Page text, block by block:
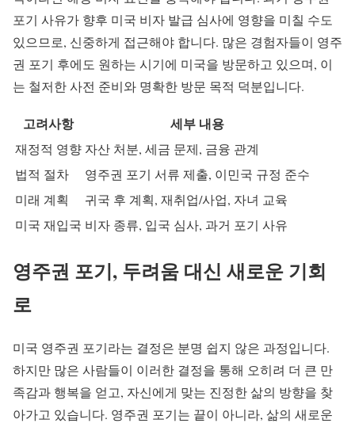
포기 사유가 향후 미국 비자 발급 심사에 영향을 미칠 수도
있으므로, 신중하게 접근해야 합니다. 많은 경험자들이 영주
권 포기 후에도 원하는 시기에 미국을 방문하고 있으며, 이
는 철저한 사전 준비와 명확한 방문 목적 덕분입니다.
고려사항 세부 내용
재정적 영향 자산 처분, 세금 문제, 금융 관계
법적 절차
영주권 포기 서류 제출, 이민국 규정 준수
미래 계획
귀국 후 계획, 재취업/사업, 자녀 교육
미국 재입국 비자 종류, 입국 심사, 과거 포기 사유
영주권 포기, 두려움 대신 새로운 기회
로
미국 영주권 포기라는 결정은 분명 쉽지 않은 과정입니다.
하지만 많은 사람들이 이러한 결정을 통해 오히려 더 큰 만
족감과 행복을 얻고, 자신에게 맞는 진정한 삶의 방향을 찾
아가고 있습니다. 영주권 포기는 끝이 아니라, 삶의 새로운